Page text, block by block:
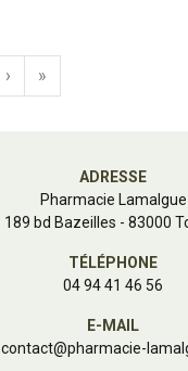
› »
ADRESSE
Pharmacie Lamalgue
189 bd Bazeilles - 83000
TÉLÉPHONE
04 94 41 46 56
E-MAIL
contact@pharmacie-